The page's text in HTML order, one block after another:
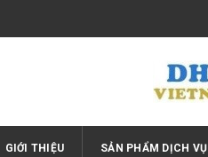
GIỚI THIỆU SẢN PHẨM DỊCH VỤ